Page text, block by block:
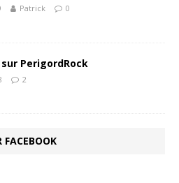
Patrick 0
PerigordRock
2
FACEBOOK